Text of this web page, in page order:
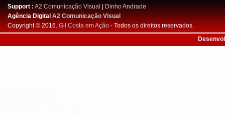
Support : A2 Comunicação Visual | Dinho Andrade
Agência DigitalA2 Comunicação Visual
Copyright © 2016. Gil Costa em Ação - Todos os direitos reservados.